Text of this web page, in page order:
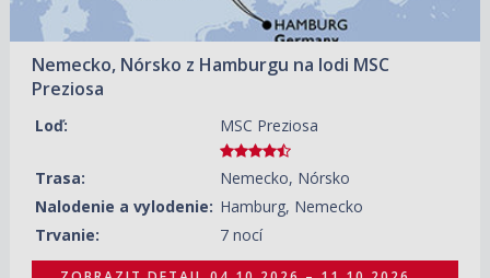
Nemecko, Nórsko z Hamburgu na lodi MSC
Preziosa
Loď: MSC Preziosa
Trasa:
Nemecko, Nórsko
Nalodenie a vylodenie: Hamburg, Nemecko
Trvanie:
7 nocí